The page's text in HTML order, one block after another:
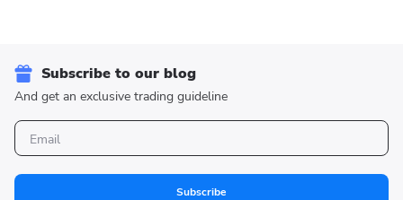
Subscribe to our blog
And get an exclusive trading guideline
Subscribe